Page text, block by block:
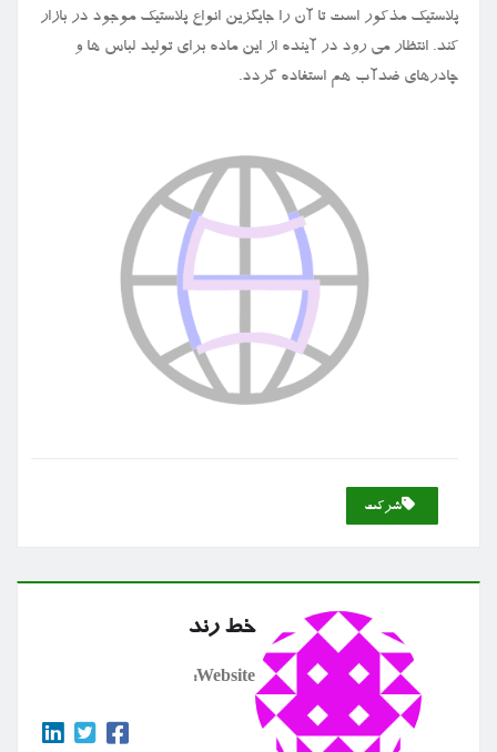
پلاستیک مذکور است تا آن را جایگزین انواع پلاستیک موجود در بازار
کند. انتظار می رود در آینده از این ماده برای تولید لباس ها و
چادرهای ضدآب هم استفاده گردد.
شركت
خط رند
Website: